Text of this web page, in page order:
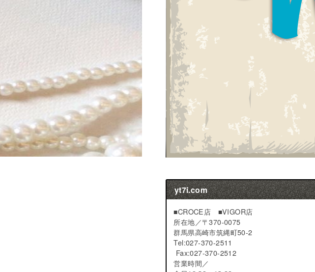
yt7i.com
■CROCE店 ■VIGOR店
所在地／〒370-0075
群馬県高崎市筑縄町50-2
Tel:027-370-2511
Fax:027-370-2512
営業時間／